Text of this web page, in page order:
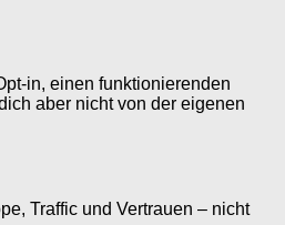
in, einen funktionierenden
aber nicht von der eigenen
Traffic und Vertrauen – nicht